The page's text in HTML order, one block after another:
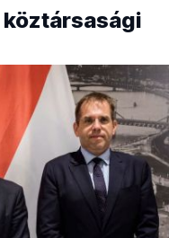
köztársasági